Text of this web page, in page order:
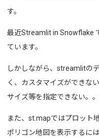
す。
最近Streamlit in Snowflake
ています。
しかしながら、streamlitの
く、カスタマイズができな
サイズ等を指定できない。。
また、st.mapではプロット
ポリゴン地図を表示するに